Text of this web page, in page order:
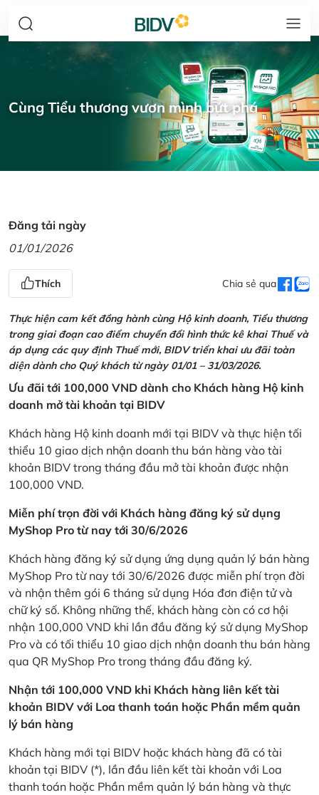
Cùng Tiểu thương vươn mình bứt phá
Đăng tải ngày
01/01/2026
Thích Chia sẻ qua
Thực hiện cam kết đồng hành cùng Hộ kinh doanh, Tiểu thương
trong giai đoạn cao điểm chuyển đổi hình thức kê khai Thuế và
áp dụng các quy định Thuế mới, BIDV triển khai ưu đãi toàn
diện dành cho Quý khách từ ngày 01/01 – 31/03/2026.
Ưu đãi tới 100,000 VND dành cho Khách hàng Hộ kinh
doanh mở tài khoản tại BIDV
Khách hàng Hộ kinh doanh mới tại BIDV và thực hiện tối
thiểu 10 giao dịch nhận doanh thu bán hàng vào tài
khoản BIDV trong tháng đầu mở tài khoản được nhận
100,000 VND.
Miễn phí trọn đời với Khách hàng đăng ký sử dụng
MyShop Pro từ nay tới 30/6/2026
Khách hàng đăng ký sử dụng ứng dụng quản lý bán hàng
MyShop Pro từ nay tới 30/6/2026 được miễn phí trọn đời
và nhận thêm gói 6 tháng sử dụng Hóa đơn điện tử và
chữ ký số. Không những thế, khách hàng còn có cơ hội
nhận 100,000 VND khi lần đầu đăng ký sử dụng MyShop
Pro và có tối thiểu 10 giao dịch nhận doanh thu bán hàng
qua QR MyShop Pro trong tháng đầu đăng ký.
Nhận tới 100,000 VND khi Khách hàng liên kết tài
khoản BIDV với Loa thanh toán hoặc Phần mềm quản
lý bán hàng
Khách hàng mới tại BIDV hoặc khách hàng đã có tài
khoản tại BIDV (*), lần đầu liên kết tài khoản với Loa
thanh toán hoặc Phần mềm quản lý bán hàng và thực